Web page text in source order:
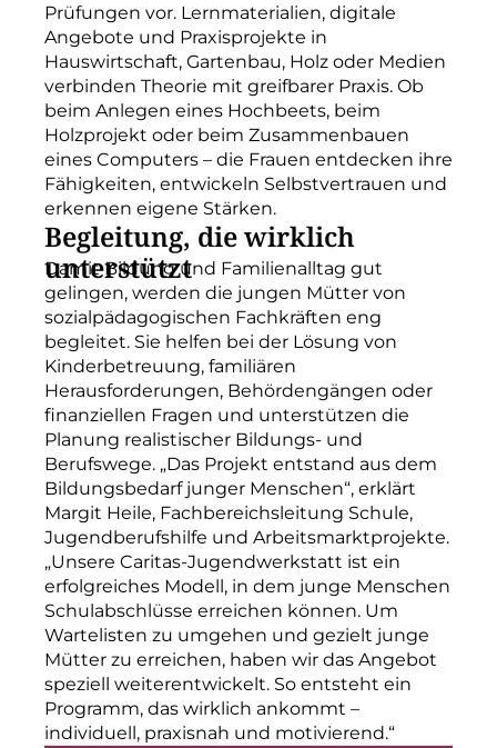
Prüfungen vor. Lernmaterialien, digitale
Angebote und Praxisprojekte in
Hauswirtschaft, Gartenbau, Holz oder Medien
verbinden Theorie mit greifbarer Praxis. Ob
beim Anlegen eines Hochbeets, beim
Holzprojekt oder beim Zusammenbauen
eines Computers – die Frauen entdecken ihre
Fähigkeiten, entwickeln Selbstvertrauen und
erkennen eigene Stärken.
Begleitung, die wirklich
unterstützt
Damit Bildung und Familienalltag gut
gelingen, werden die jungen Mütter von
sozialpädagogischen Fachkräften eng
begleitet. Sie helfen bei der Lösung von
Kinderbetreuung, familiären
Herausforderungen, Behördengängen oder
finanziellen Fragen und unterstützen die
Planung realistischer Bildungs- und
Berufswege. „Das Projekt entstand aus dem
Bildungsbedarf junger Menschen“, erklärt
Margit Heile, Fachbereichsleitung Schule,
Jugendberufshilfe und Arbeitsmarktprojekte.
„Unsere Caritas-Jugendwerkstatt ist ein
erfolgreiches Modell, in dem junge Menschen
Schulabschlüsse erreichen können. Um
Wartelisten zu umgehen und gezielt junge
Mütter zu erreichen, haben wir das Angebot
speziell weiterentwickelt. So entsteht ein
Programm, das wirklich ankommt –
individuell, praxisnah und motivierend.“